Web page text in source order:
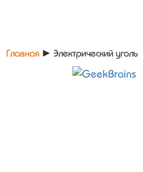
Главная ► Электрический уголь